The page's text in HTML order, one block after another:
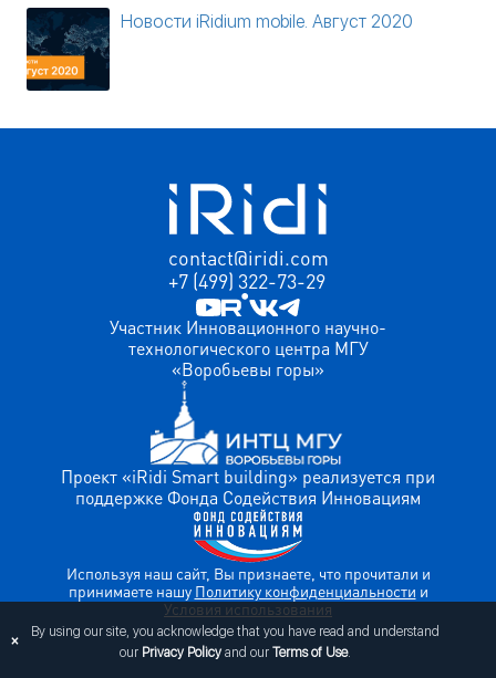
Новости iRidium mobile. Август 2020
contact@iridi.com
+7 (499) 322-73-29
Участник Инновационного научно-
технологического центра МГУ
«Воробьевы горы»
Проект «iRidi Smart building» реализуется при
поддержке Фонда Содействия Инновациям
Используя наш сайт, Вы признаете, что прочитали и
принимаете нашу Политику конфиденциальности и
Условия использования
×
By using our site, you acknowledge that you have read and understand
our Privacy Policyand our Terms of Use.